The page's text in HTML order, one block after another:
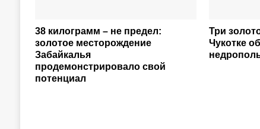
38 килограмм – не предел:
золотое месторождение
Забайкалья
продемонстрировало свой
потенциал
Три
Чукотке